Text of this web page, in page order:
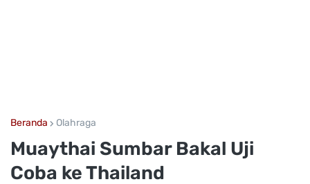
Beranda Olahraga
Muaythai Sumbar Bakal Uji
Coba ke Thailand